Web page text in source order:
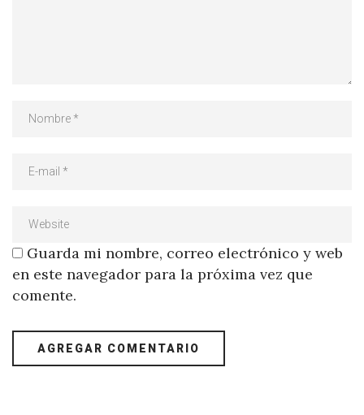
Guarda mi nombre, correo electrónico y web
en este navegador para la próxima vez que
comente.